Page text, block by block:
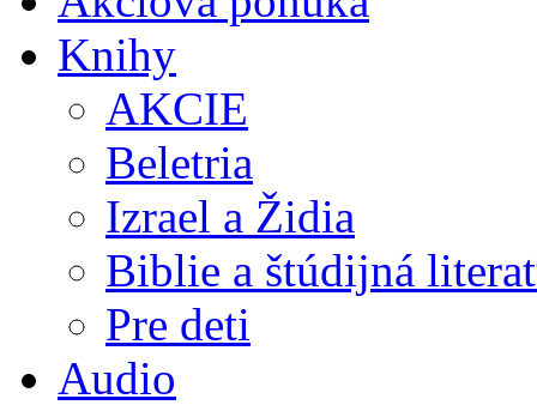
Knihy
AKCIE
Beletria
Izrael a Židia
Biblie a štúdijná
Pre deti
Audio